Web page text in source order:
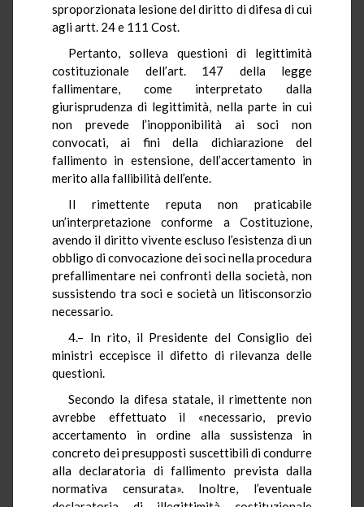
sproporzionata lesione del diritto di difesa di cui
agli artt. 24 e 111 Cost.
Pertanto, solleva questioni di legittimità
costituzionale dell’art. 147 della legge
fallimentare, come interpretato dalla
giurisprudenza di legittimità, nella parte in cui
non prevede l’inopponibilità ai soci non
convocati, ai fini della dichiarazione del
fallimento in estensione, dell’accertamento in
merito alla fallibilità dell’ente.
Il rimettente reputa non praticabile
un’interpretazione conforme a Costituzione,
avendo il diritto vivente escluso l’esistenza di un
obbligo di convocazione dei soci nella procedura
prefallimentare nei confronti della società, non
sussistendo tra soci e società un litisconsorzio
necessario.
4.– In rito, il Presidente del Consiglio dei
ministri eccepisce il difetto di rilevanza delle
questioni.
Secondo la difesa statale, il rimettente non
avrebbe effettuato il «necessario, previo
accertamento in ordine alla sussistenza in
concreto dei presupposti suscettibili di condurre
alla declaratoria di fallimento prevista dalla
normativa censurata». Inoltre, l’eventuale